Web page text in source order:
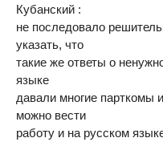
Кубанский :
не последовало
указать, что
такие же ответы о
языке
давали многие парткомы
можно вести
работу и на русском